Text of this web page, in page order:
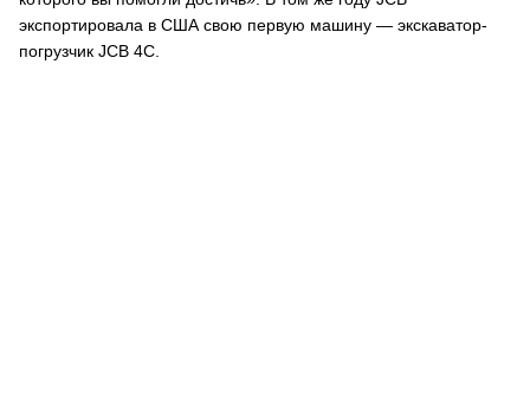
экспортировала в США свою первую машину — экскаватор-
погрузчик JCB 4C.